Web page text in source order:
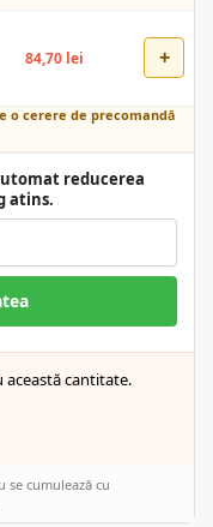
84,70 lei +
o cerere de precomandă
reducerea
atins.
această cantitate.
se cumulează cu